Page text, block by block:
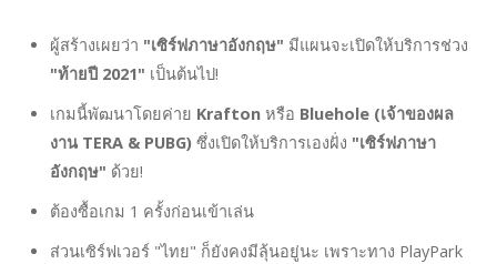
ผู้สร้างเผยว่า "เซิร์ฟภาษาอังกฤษ" มีแผนจะเปิดให้บริการช่วง
"ท้ายปี 2021" เป็นต้นไป!
เกมนี้พัฒนาโดยค่าย Krafton หรือ Bluehole (เจ้าของผล
งาน TERA & PUBG) ซึ่งเปิดให้บริการเองฝั่ง "เซิร์ฟภาษา
อังกฤษ" ด้วย!
ต้องซื้อเกม 1 ครั้งก่อนเข้าเล่น
ส่วนเซิร์ฟเวอร์ "ไทย" ก็ยังคงมีลุ้นอยู่นะ เพราะทาง PlayPark